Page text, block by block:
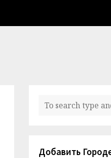
Добавить